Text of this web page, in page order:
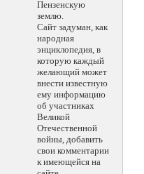
Пензенскую
землю.
Сайт задуман, как
народная
энциклопедия, в
которую каждый
желающий может
внести известную
ему информацию
об участниках
Великой
Отечественной
войны, добавить
свои комментарии
к имеющейся на